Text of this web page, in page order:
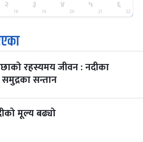
Mar 9, 2027
७ महिना बाँकी
Mar 21, 2027
22, 2027
७ महिना बाँकी
२
18
३
19
४
20
५
21
६
22
रहस्यमय जीवन : नदीका
सन्तान
मूल्य बढ्यो